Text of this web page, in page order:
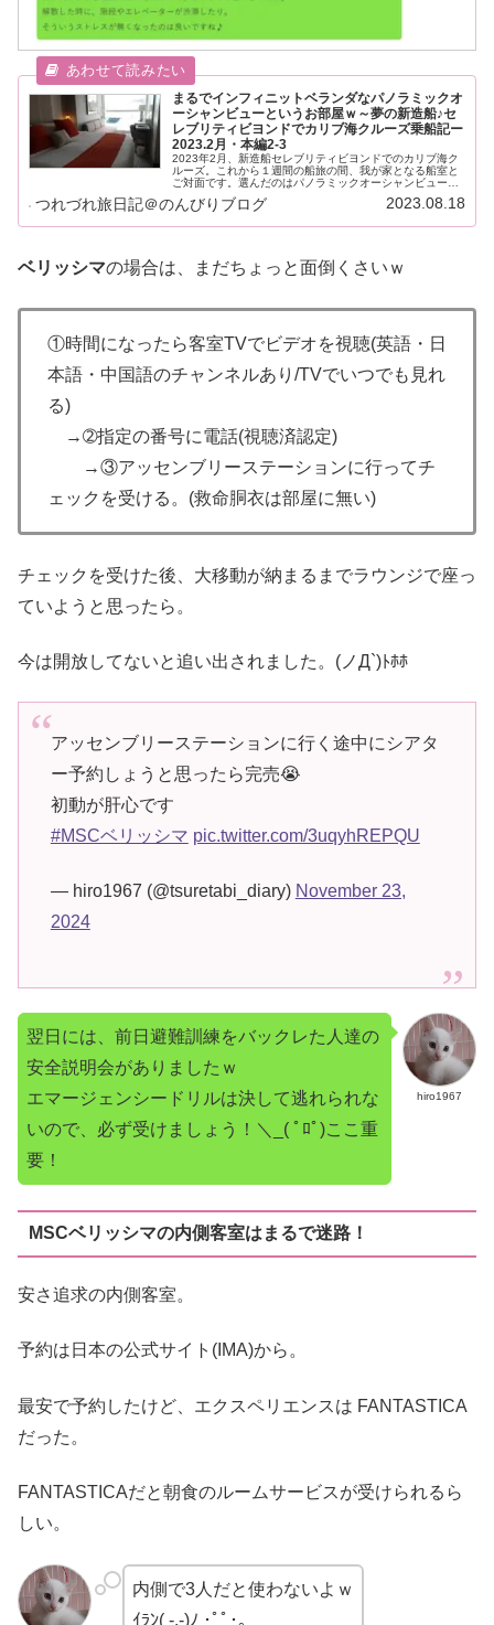
まるでインフィニットベランダなパノラミックオ
ーシャンビューというお部屋ｗ～夢の新造船♪セ
レブリティビヨンドでカリブ海クルーズ乗船記ー
2023.2月・本編2-3
2023年2月、新造船セレブリティビヨンドでのカリブ海ク
ルーズ。これから１週間の船旅の間、我が家となる船室と
ご対面です。選んだのはパノラミックオーシャンビュー、
海が見える窓があるベランダなしのお部屋。さてどんなお
部屋かな？
つれづれ旅日記＠のんびりブログ 2023.08.18
ベリッシマの場合は、まだちょっと面倒くさいｗ
①時間になったら客室TVでビデオを視聴(英語・日
本語・中国語のチャンネルあり/TVでいつでも見れ
る)
→➁指定の番号に電話(視聴済認定)
→③アッセンブリーステーションに行ってチ
ェックを受ける。(救命胴衣は部屋に無い)
チェックを受けた後、大移動が納まるまでラウンジで座っ
ていようと思ったら。
今は開放してないと追い出されました。(ノД`)ﾄﾎﾎ
アッセンブリーステーションに行く途中にシアタ
ー予約しょうと思ったら完売😭
初動が肝心です
#MSCベリッシマ pic.twitter.com/3uqyhREPQU
— hiro1967 (@tsuretabi_diary) November 23,
2024
hiro1967
翌日には、前日避難訓練をバックレた人達の
安全説明会がありましたｗ
エマージェンシードリルは決して逃れられな
いので、必ず受けましょう！＼_( ﾟﾛﾟ)ここ重
要！
MSCベリッシマの内側客室はまるで迷路！
安さ追求の内側客室。
予約は日本の公式サイト(IMA)から。
最安で予約したけど、エクスペリエンスは FANTASTICA
だった。
FANTASTICAだと朝食のルームサービスが受けられるら
しい。
内側で3人だと使わないよｗ
ｲﾗﾝ( -.-)ﾉ ･ﾟﾟ･｡